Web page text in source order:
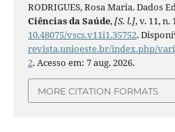
RODRIGUES, Rosa Maria. Dados
Ciências da Saúde,[S. l.], v. 11, n.
10.48075/vscs.v11i1.35752.
revista.unioeste.br/index.php/
2. Acesso em: 7 aug. 2026.
MORE CITATION FORMATS